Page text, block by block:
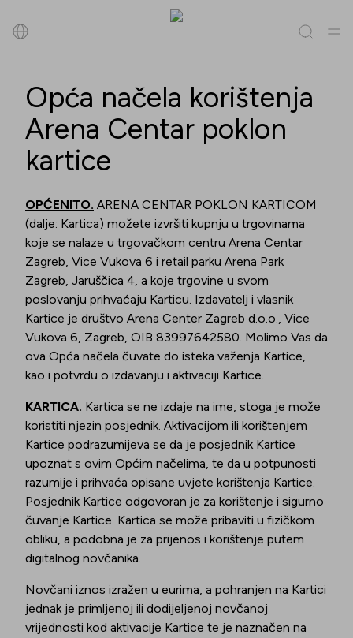
Sve( 0) Trgovine 0) Popusti(0) Događanja( 0)
Popusti
Događanja
Opća načela korištenja
Arena Centar poklon
kartice
OPĆENITO. ARENA CENTAR POKLON KARTICOM
(dalje: Kartica) možete izvršiti kupnju u trgovinama
koje se nalaze u trgovačkom centru Arena Centar
Zagreb, Vice Vukova 6 i retail parku Arena Park
Zagreb, Jaruščica 4, a koje trgovine u svom
poslovanju prihvaćaju Karticu. Izdavatelj i vlasnik
Kartice je društvo Arena Center Zagreb d.o.o., Vice
Vukova 6, Zagreb, OIB 83997642580. Molimo Vas da
ova Opća načela čuvate do isteka važenja Kartice,
kao i potvrdu o izdavanju i aktivaciji Kartice.
KARTICA. Kartica se ne izdaje na ime, stoga je može
koristiti njezin posjednik. Aktivacijom ili korištenjem
Kartice podrazumijeva se da je posjednik Kartice
upoznat s ovim Općim načelima, te da u potpunosti
razumije i prihvaća opisane uvjete korištenja Kartice.
Posjednik Kartice odgovoran je za korištenje i sigurno
čuvanje Kartice. Kartica se može pribaviti u fizičkom
obliku, a podobna je za prijenos i korištenje putem
digitalnog novčanika.
Novčani iznos izražen u eurima, a pohranjen na Kartici
jednak je primljenoj ili dodijeljenoj novčanoj
vrijednosti kod aktivacije Kartice te je naznačen na